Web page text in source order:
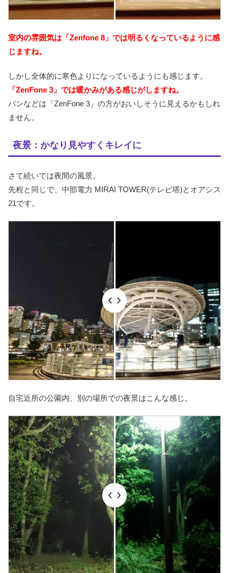
室内の雰囲気は「Zenfone 8」では明るくなっているように感
じますね。
しかし全体的に寒色よりになっているようにも感じます。
「ZenFone 3」では暖かみがある感じがしますね。
パンなどは「ZenFone 3」の方がおいしそうに見えるかもしれ
ません。
夜景：かなり見やすくキレイに
さて続いては夜間の風景。
先程と同じで、中部電力 MIRAI TOWER(テレビ塔)とオアシス
21です。
自宅近所の公園内、別の場所での夜景はこんな感じ。